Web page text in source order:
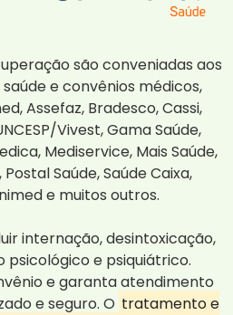
são conveniadas aos
e convênios médicos,
Assefaz, Bradesco, Cassi,
Vivest, Gama Saúde,
Mediservice, Mais Saúde,
Saúde, Saúde Caixa,
e muitos outros.
internação, desintoxicação,
e psiquiátrico.
e garanta atendimento
e seguro. O tratamento e